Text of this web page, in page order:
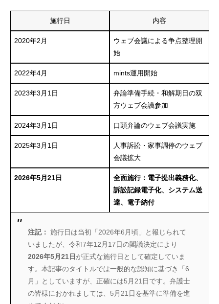
施行日 内容
2020年2月
ウェブ会議による争点整理開
始
2022年4月 mints運用開始
2023年3月1日
弁論準備手続・和解期日の双
方ウェブ会議参加
2024年3月1日 口頭弁論のウェブ会議実施
2025年3月1日
人事訴訟・家事調停のウェブ
会議拡大
2026年5月21日
全面施行：電子提出義務化、
訴訟記録電子化、システム送
達、電子納付
注記： 施行日は当初「2026年6月頃」と報じられて
いましたが、令和7年12月17日の閣議決定により
2026年5月21日 が正式な施行日として確定していま
す。本記事のタイトルでは一般的な認知に基づき「6
月」としていますが、正確には5月21日です。弁護士
の皆様におかれましては、5月21日を基準に準備を進